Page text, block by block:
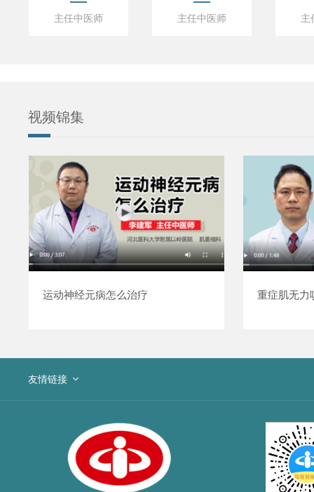
主任中医师 主任中医师 主
视频锦集
运动神经元病怎么治疗 重症肌无力
友情链接